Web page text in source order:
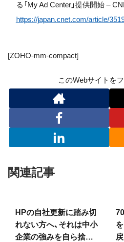
る「My Ad Center」提供開始 –
https://japan.cnet.com/article/
[ZOHO-mm-compact]
このWebサイトを
関連記事
HPの自社更新に踏み切
れない方へ、それは中小
企業の強みを自ら捨て